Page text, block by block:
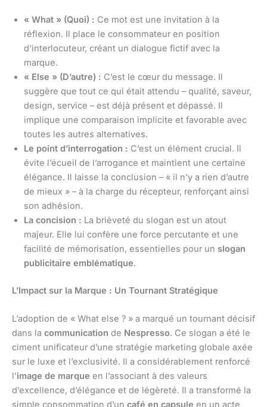
« What » (Quoi) : Ce mot est une invitation à la
réflexion. Il place le consommateur en position
d’interlocuteur, créant un dialogue fictif avec la
marque.
« Else » (D’autre) : C’est le cœur du message. Il
suggère que tout ce qui était attendu – qualité, saveur,
design, service – est déjà présent et dépassé. Il
implique une comparaison implicite et favorable avec
toutes les autres alternatives.
Le point d’interrogation : C’est un élément crucial. Il
évite l’écueil de l’arrogance et maintient une certaine
élégance. Il laisse la conclusion – « il n’y a rien d’autre
de mieux » – à la charge du récepteur, renforçant ainsi
son adhésion.
La concision : La brièveté du slogan est un atout
majeur. Elle lui confère une force percutante et une
facilité de mémorisation, essentielles pour un slogan
publicitaire emblématique.
L’Impact sur la Marque : Un Tournant Stratégique
L’adoption de « What else ? » a marqué un tournant décisif
dans la communication de Nespresso. Ce slogan a été le
ciment unificateur d’une stratégie marketing globale axée
sur le luxe et l’exclusivité. Il a considérablement renforcé
l’image de marque en l’associant à des valeurs
d’excellence, d’élégance et de légèreté. Il a transformé la
simple consommation d’un café en capsule en un acte